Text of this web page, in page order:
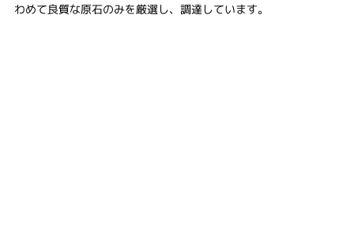
わめて良質な原石のみを厳選し、調達しています。